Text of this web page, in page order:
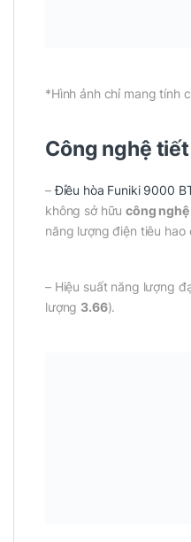
*Hình ảnh chỉ mang tính
Công nghệ
–Điều hòa Funiki 9000
không sở hữucông
năng lượng điện tiêu hao
– Hiệu suất năng lượng
lượng 3.66).